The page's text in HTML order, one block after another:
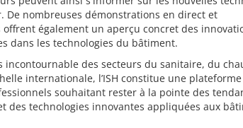
De nombreuses démonstrations en direct et
également un aperçu concret des
dans les technologies du bâtiment.
incontournable des secteurs du sanitaire, du
internationale, l’ISH constitue une plateforme
souhaitant rester à la pointe des
des technologies innovantes appliquées aux